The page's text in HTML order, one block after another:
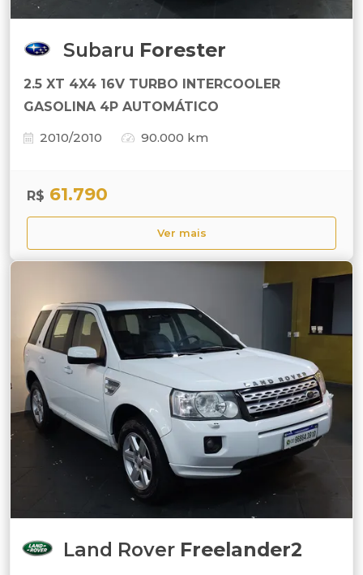
Subaru Forester
2.5 XT 4X4 16V TURBO INTERCOOLER
GASOLINA 4P AUTOMÁTICO
2010/2010
90.000 km
R$ 61.790
Ver mais
Land Rover Freelander2